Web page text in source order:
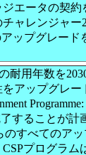
エータの契約
ャレンジャー
ップグレード
耐用年数を
アップグレー
することが計
のすべてのア
プログラム